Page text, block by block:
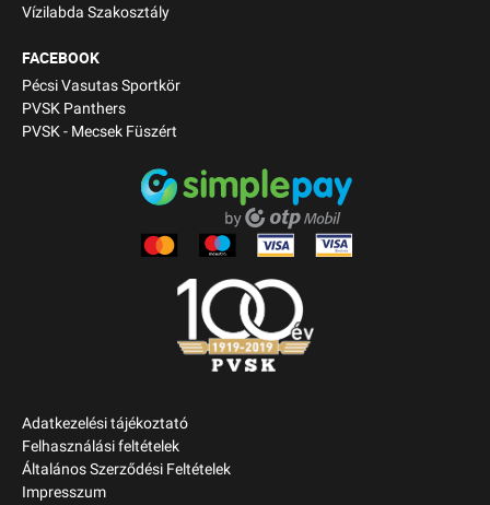
Vízilabda Szakosztály
FACEBOOK
Pécsi Vasutas Sportkör
PVSK Panthers
PVSK - Mecsek Füszért
Adatkezelési tájékoztató
Felhasználási feltételek
Általános Szerződési Feltételek
Impresszum